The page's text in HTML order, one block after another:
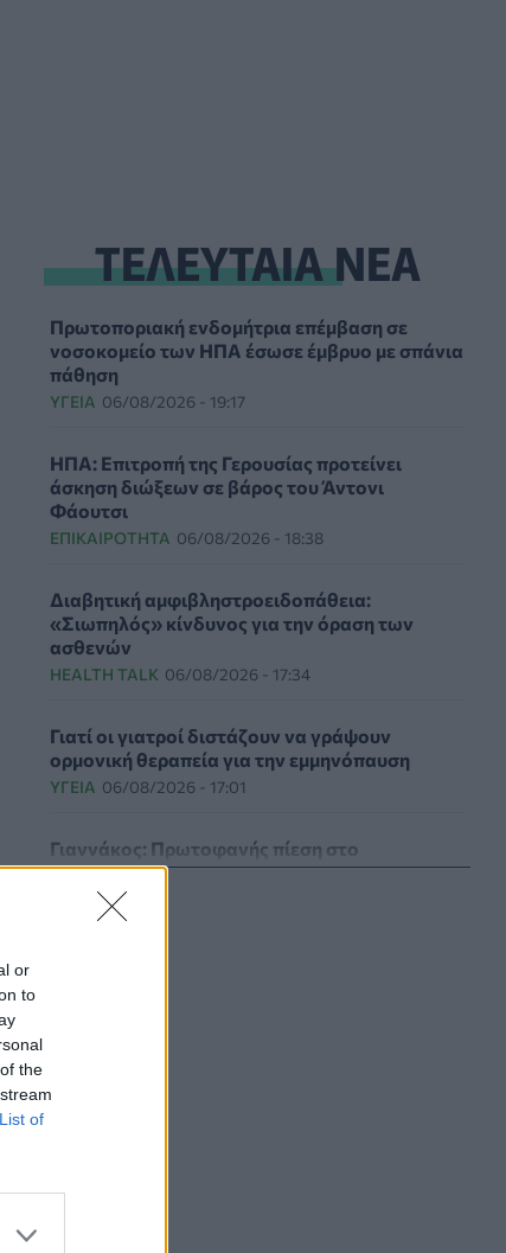
or
to
the
of
ΤΕΛΕΥΤΑΙΑ ΝΕΑ
Πρωτοποριακή ενδομήτρια επέμβαση σε
νοσοκομείο των ΗΠΑ έσωσε έμβρυο με σπάνια
πάθηση
ΥΓΕΊΑ 06/08/2026 - 19:17
ΗΠΑ: Επιτροπή της Γερουσίας προτείνει
άσκηση διώξεων σε βάρος του Άντονι
Φάουτσι
ΕΠΙΚΑΙΡΌΤΗΤΑ 06/08/2026 - 18:38
Διαβητική αμφιβληστροειδοπάθεια:
«Σιωπηλός» κίνδυνος για την όραση των
ασθενών
HEALTH TALK 06/08/2026 - 17:34
Γιατί οι γιατροί διστάζουν να γράψουν
ορμονική θεραπεία για την εμμηνόπαυση
ΥΓΕΊΑ 06/08/2026 - 17:01
Γιαννάκος: Πρωτοφανής πίεση στο
Νοσοκομείο Ζακύνθου - Καταγγέλθηκαν οκτώ
βιασμοί γυναικών
ΠΟΛΙΤΙΚΉ ΥΓΕΊΑΣ
Τα τρία SOS στη μέση ηλικία που